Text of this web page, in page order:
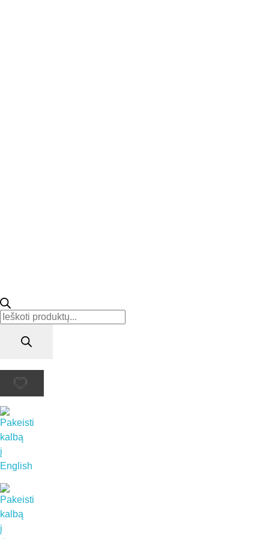
Products
search